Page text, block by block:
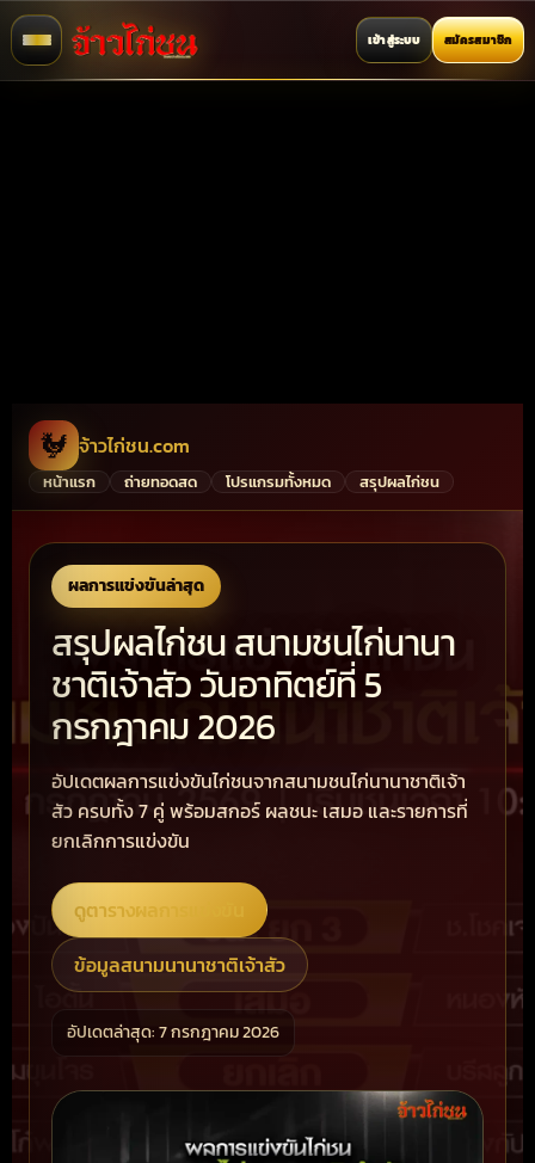
เข้าสู่ระบบ สมัครสมาชิก
🐓 จ้าวไก่ชน.com
หน้าแรก ถ่ายทอดสด โปรแกรมทั้งหมด สรุปผลไก่ชน
ผลการแข่งขันล่าสุด
สรุปผลไก่ชน สนามชนไก่นานา
ชาติเจ้าสัว วันอาทิตย์ที่ 5
กรกฎาคม 2026
อัปเดตผลการแข่งขันไก่ชนจากสนามชนไก่นานาชาติเจ้า
สัว ครบทั้ง 7 คู่ พร้อมสกอร์ ผลชนะ เสมอ และรายการที่
ยกเลิกการแข่งขัน
ดูตารางผลการแข่งขัน
ข้อมูลสนามนานาชาติเจ้าสัว
อัปเดตล่าสุด: 7 กรกฎาคม 2026